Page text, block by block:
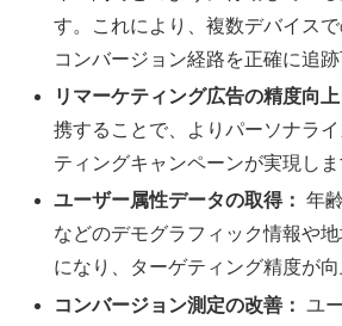
す。これにより、複数デバイス
コンバージョン経路を正確に追跡
リマーケティング広告の精度向上
携することで、よりパーソナラ
ティングキャンペーンが実現しま
ユーザー属性データの取得： 年
などのデモグラフィック情報や
になり、ターゲティング精度が向
コンバージョン測定の改善： ユ